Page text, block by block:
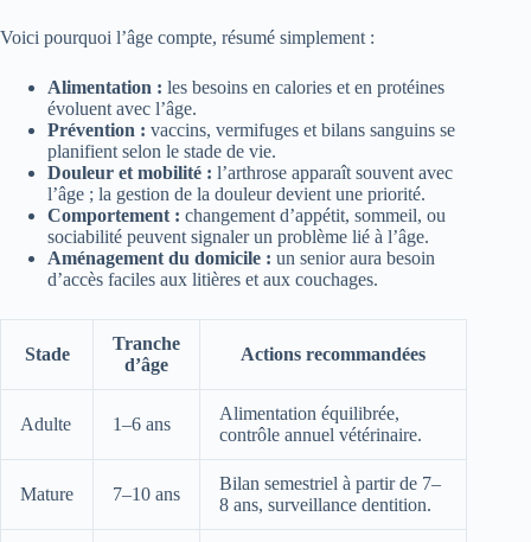
Voici pourquoi l’âge compte, résumé simplement :
Alimentation : les besoins en calories et en protéines
évoluent avec l’âge.
Prévention : vaccins, vermifuges et bilans sanguins se
planifient selon le stade de vie.
Douleur et mobilité : l’arthrose apparaît souvent avec
l’âge ; la gestion de la douleur devient une priorité.
Comportement : changement d’appétit, sommeil, ou
sociabilité peuvent signaler un problème lié à l’âge.
Aménagement du domicile : un senior aura besoin
d’accès faciles aux litières et aux couchages.
Stade
Tranche
d’âge
Actions recommandées
Adulte 1–6 ans
Alimentation équilibrée,
contrôle annuel vétérinaire.
Mature 7–10 ans
Bilan semestriel à partir de 7–
8 ans, surveillance dentition.